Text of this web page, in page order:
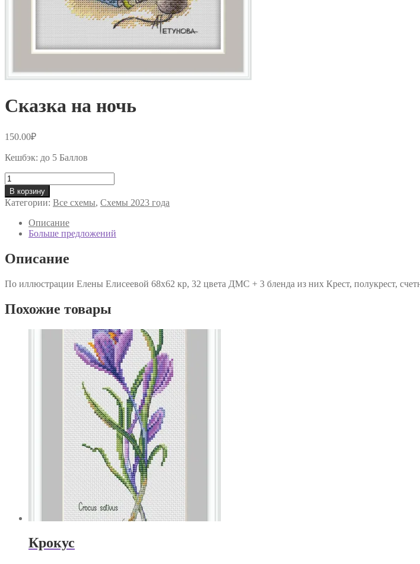
Сказка на ночь
150.00₽
Кешбэк: до 5 Баллов
Количество
товара
Сказка
на
ночь
В корзину
Категории: Все схемы, Схемы 2023 года
Описание
Больше предложений
Описание
По иллюстрации Елены Елисеевой 68х62 кр, 32 цвета ДМС + 3 бленда из них Крест, полукрест,
Похожие товары
Крокус